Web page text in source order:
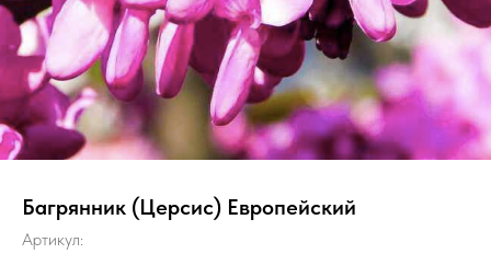
Багрянник (Церсис) Европейский
Артикул: